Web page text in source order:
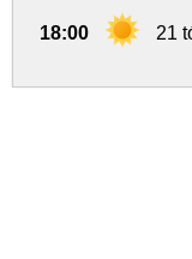
18:00 21